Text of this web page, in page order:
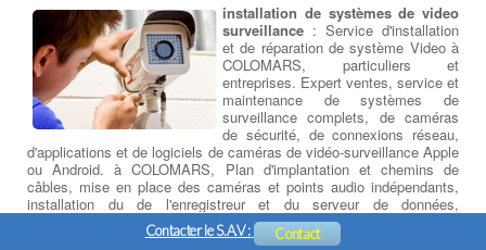
installation de systèmes de video
surveillance : Service d'installation
et de réparation de système Video à
COLOMARS, particuliers et
entreprises. Expert ventes, service et
maintenance de systèmes de
surveillance complets, de caméras
de sécurité, de connexions réseau,
d'applications et de logiciels de caméras de vidéo-surveillance Apple
ou Android. à COLOMARS, Plan d'implantation et chemins de
câbles, mise en place des caméras et points audio indépendants,
installation du de l'enregistreur et du serveur de données,
paramétrage et formation logicielle, initiation à la prise en main à
distance sur PC, Tablette ou Smartphone.
Contacter le S.A.V : Contact